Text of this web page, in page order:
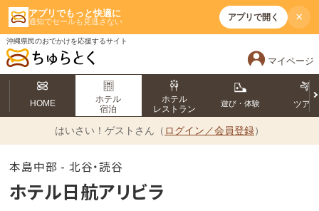
アプリでもっと快適に
通知でセールも見逃さない アプリで開く ×
沖縄県民のおでかけを応援するサイト
マイページ
HOME
ホテル
宿泊
ホテル
レストラン
遊び・体験 ツアー
はいさい！ ゲストさん（ ログイン／会員登録）
本島中部 - 北谷・読谷
ホテル日航アリビラ